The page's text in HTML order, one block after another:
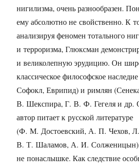
нигилизма, очень разнообразен.
ему абсолютно не свойственно. К
анализируя феномен тотального
и терроризма, Глюксман
и великолепную эрудицию. Он
классическое философское
Софокл, Еврипид) и римлян
В. Шекспира, Г. В. Ф. Гегеля и др.
автор питает к русской литературе
(Ф. М. Достоевский, А. П. Чехов,
В. Т. Шаламов, А. И. Солженицын),
не понаслышке. Как следствие